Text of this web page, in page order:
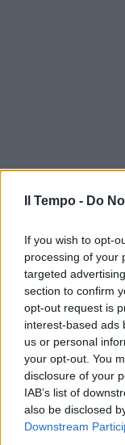
Il Tempo - Do
If you wish to opt-
processing of your
targeted
section to confirm
opt-out request is
interest-based ads
us or personal
your opt-out. You
disclosure of your
IAB’s list of
also be disclosed
Downstream